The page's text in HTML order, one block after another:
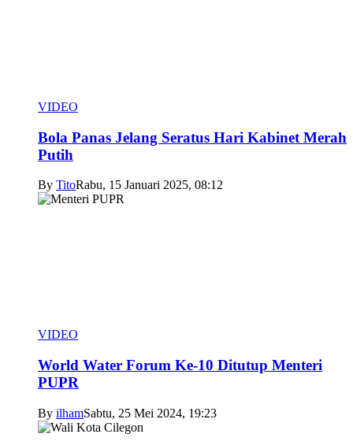
VIDEO
Bola Panas Jelang Seratus Hari Kabinet Merah
Putih
By TitoRabu, 15 Januari 2025, 08:12
VIDEO
World Water Forum Ke-10 Ditutup Menteri
PUPR
By ilhamSabtu, 25 Mei 2024, 19:23